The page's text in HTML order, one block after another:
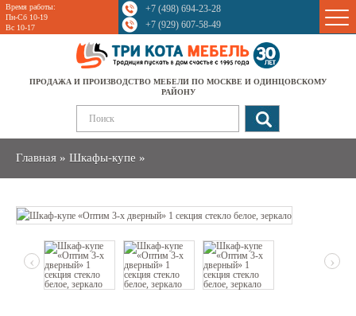
Время работы:
Пн-Сб 10-19
Вс 10-17
+7 (498) 694-23-28
+7 (929) 607-58-49
ПРОДАЖА И ПРОИЗВОДСТВО МЕБЕЛИ ПО МОСКВЕ И ОДИНЦОВСКОМУ
РАЙОНУ
Главная » Шкафы-купе »
Sale
‹ ›